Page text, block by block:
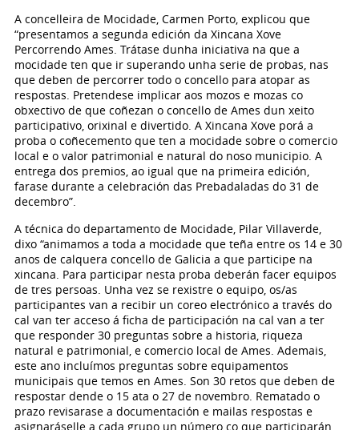
A concelleira de Mocidade, Carmen Porto, explicou que
“presentamos a segunda edición da Xincana Xove
Percorrendo Ames. Trátase dunha iniciativa na que a
mocidade ten que ir superando unha serie de probas, nas
que deben de percorrer todo o concello para atopar as
respostas. Pretendese implicar aos mozos e mozas co
obxectivo de que coñezan o concello de Ames dun xeito
participativo, orixinal e divertido. A Xincana Xove porá a
proba o coñecemento que ten a mocidade sobre o comercio
local e o valor patrimonial e natural do noso municipio. A
entrega dos premios, ao igual que na primeira edición,
farase durante a celebración das Prebadaladas do 31 de
decembro”.
A técnica do departamento de Mocidade, Pilar Villaverde,
dixo “animamos a toda a mocidade que teña entre os 14 e 30
anos de calquera concello de Galicia a que participe na
xincana. Para participar nesta proba deberán facer equipos
de tres persoas. Unha vez se rexistre o equipo, os/as
participantes van a recibir un coreo electrónico a través do
cal van ter acceso á ficha de participación na cal van a ter
que responder 30 preguntas sobre a historia, riqueza
natural e patrimonial, e comercio local de Ames. Ademais,
este ano incluímos preguntas sobre equipamentos
municipais que temos en Ames. Son 30 retos que deben de
respostar dende o 15 ata o 27 de novembro. Rematado o
prazo revisarase a documentación e mailas respostas e
asignaráselle a cada grupo un número co que participarán